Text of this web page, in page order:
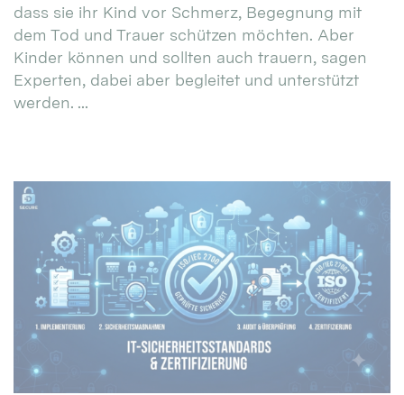
dass sie ihr Kind vor Schmerz, Begegnung mit
dem Tod und Trauer schützen möchten. Aber
Kinder können und sollten auch trauern, sagen
Experten, dabei aber begleitet und unterstützt
werden. ...